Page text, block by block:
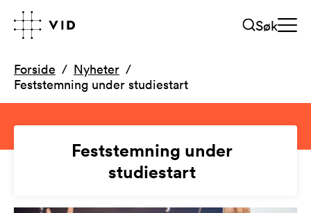
Søk
Forside
Nyheter
Feststemning under studiestart
Feststemning under
studiestart